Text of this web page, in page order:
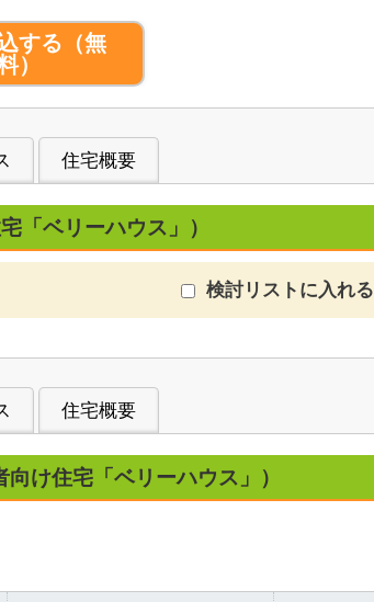
する （無
）
住宅概要
「ベリーハウス」）
検討リストに入れる
住宅概要
け住宅「ベリーハウス」）